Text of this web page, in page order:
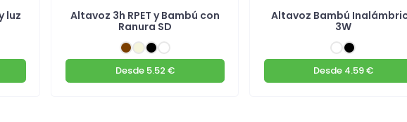
luz
Altavoz 3h RPET y Bambú con
Ranura SD
Desde5.52 €
Altavoz Bambú
3W
Desde4.59 €